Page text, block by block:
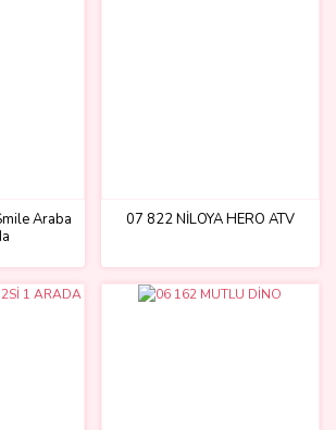
Araba
07 822 NİLOYA HERO ATV